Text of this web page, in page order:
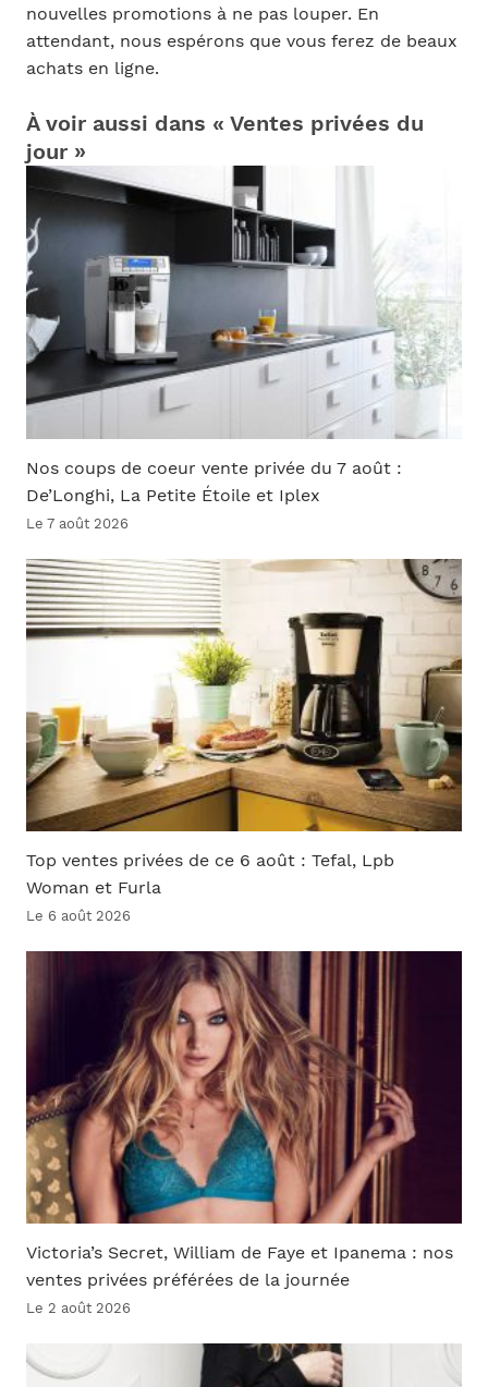
nouvelles promotions à ne pas louper. En
attendant, nous espérons que vous ferez de beaux
achats en ligne.
À voir aussi dans « Ventes privées du
jour »
Nos coups de coeur vente privée du 7 août :
De’Longhi, La Petite Étoile et Iplex
Le 7 août 2026
Top ventes privées de ce 6 août : Tefal, Lpb
Woman et Furla
Le 6 août 2026
Victoria’s Secret, William de Faye et Ipanema : nos
ventes privées préférées de la journée
Le 2 août 2026